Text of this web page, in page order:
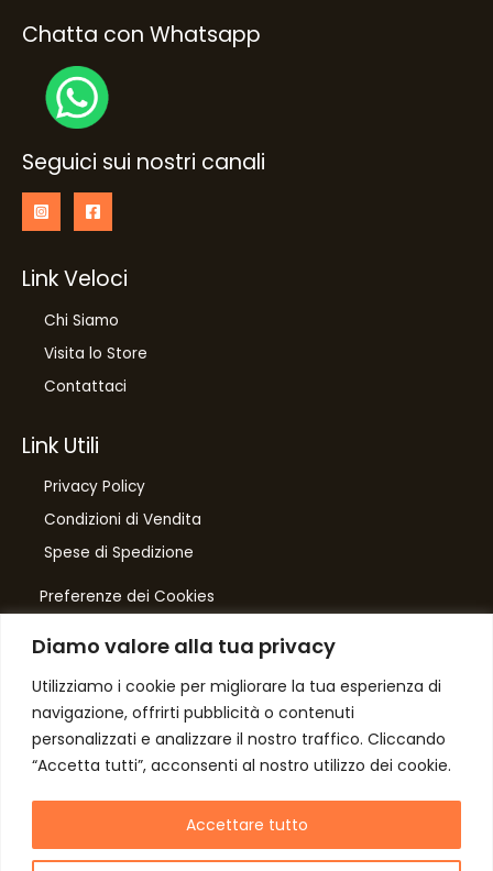
Diamo valore alla tua privacy
Utilizziamo i cookie per migliorare la tua esperienza di
navigazione, offrirti pubblicità o contenuti
personalizzati e analizzare il nostro traffico. Cliccando
“Accetta tutti”, acconsenti al nostro utilizzo dei cookie.
Accettare tutto
Chatta con Whatsapp
Seguici sui nostri canali
Link Veloci
Chi Siamo
Visita lo Store
Contattaci
Link Utili
Privacy Policy
Condizioni di Vendita
Spese di Spedizione
Preferenze dei Cookies
Number One
di Domenico Toccacieli
Via G. Mazzini 5/C
61033 FERMIGNANO PU
C.F. TCCDNC64A31D541L